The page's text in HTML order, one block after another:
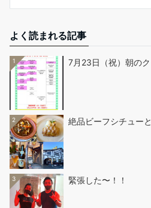
よく読まれる記事
1 7月23日（祝）朝の
2 絶品ビーフシチュー
3 緊張した〜！！